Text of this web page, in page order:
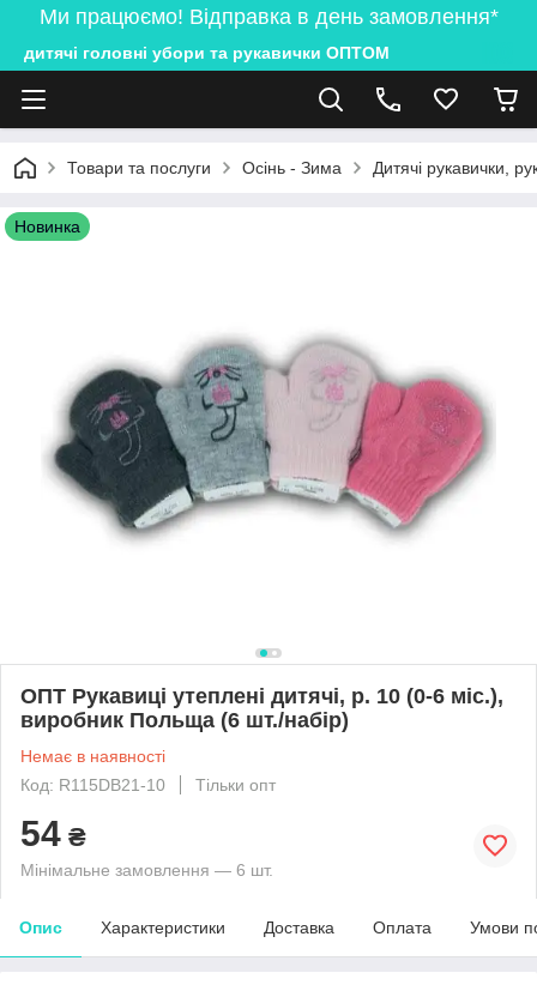
Ми працюємо! Відправка в день замовлення*
дитячі головні убори та рукавички ОПТОМ
Товари та послуги Осінь - Зима Дитячі рукавички,
Новинка
ОПТ Рукавиці утеплені дитячі, р. 10 (0-6 міс.),
виробник Польща (6 шт./набір)
Немає в наявності
Код: R115DB21-10
Тільки опт
54 ₴
Мінімальне замовлення — 6 шт.
Опис Характеристики Доставка Оплата Умови